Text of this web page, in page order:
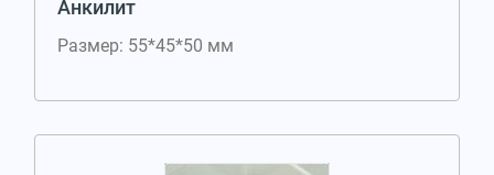
Анкилит
Размер: 55*45*50 мм